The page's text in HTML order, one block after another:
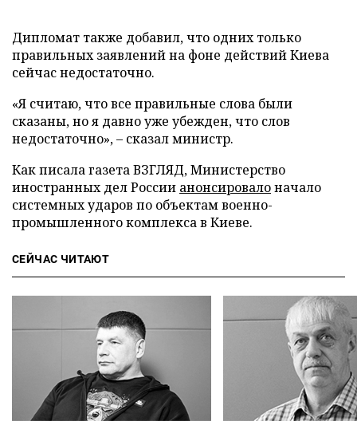
Дипломат также добавил, что одних только
правильных заявлений на фоне действий Киева
сейчас недостаточно.
«Я считаю, что все правильные слова были
сказаны, но я давно уже убежден, что слов
недостаточно», – сказал министр.
Как писала газета ВЗГЛЯД, Министерство
иностранных дел России анонсировалоначало
системных ударов по объектам военно-
промышленного комплекса в Киеве.
СЕЙЧАС ЧИТАЮТ